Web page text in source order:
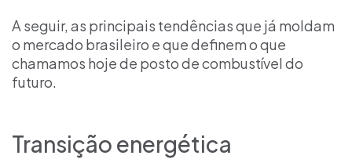
A seguir, as principais tendências que já moldam
o mercado brasileiro e que definem o que
chamamos hoje de posto de combustível do
futuro.
Transição energética